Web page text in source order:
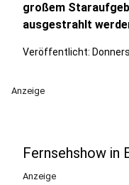
großem
ausgestrahlt
Veröffentlicht:
Anzeige
Fernsehshow in
Anzeige